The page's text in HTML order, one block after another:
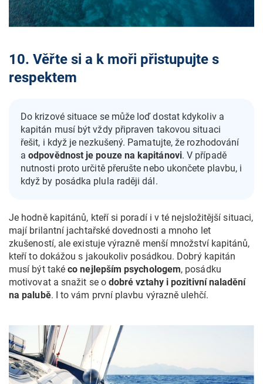
10. Věřte si a k moři přistupujte s
respektem
Do krizové situace se může loď dostat kdykoliv a
kapitán musí být vždy připraven takovou situaci
řešit, i když je nezkušený. Pamatujte, že rozhodování
aodpovědnost je pouze na kapitánovi. V případě
nutnosti proto určitě přerušte nebo ukončete plavbu, i
když by posádka plula raději dál.
Je hodně kapitánů, kteří si poradí i v té nejsložitější situaci,
mají brilantní jachtařské dovednosti a mnoho let
zkušeností, ale existuje výrazně menší množství kapitánů,
kteří to dokážou s jakoukoliv posádkou. Dobrý kapitán
musí být takéco nejlepším psychologem, posádku
motivovat a snažit se o dobré vztahy i pozitivní naladění
na palubě. I to vám první plavbu výrazně ulehčí.